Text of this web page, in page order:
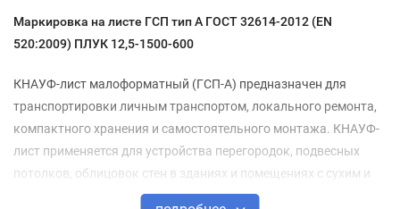
Маркировка на листе ГСП тип А ГОСТ 32614-2012 (EN
520:2009) ПЛУК 12,5-1500-600
КНАУФ-лист малоформатный (ГСП-А) предназначен для
транспортировки личным транспортом, локального ремонта,
компактного хранения и самостоятельного монтажа. КНАУФ-
лист применяется для устройства перегородок, подвесных
потолков, облицовок стен в зданиях и помещениях с сухим и
нормальным влажностными режимами по СНиП 23-02-2003,